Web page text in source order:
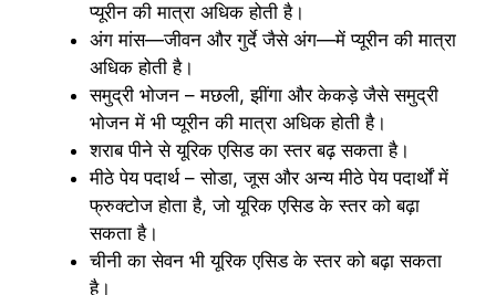
प्यूरीन की मात्रा अधिक होती है।
अंग मांस—जीवन और गुर्दे जैसे अंग—में प्यूरीन की मात्रा
अधिक होती है।
समुद्री भोजन – मछली, झींगा और केकड़े जैसे समुद्री
भोजन में भी प्यूरीन की मात्रा अधिक होती है।
शराब पीने से यूरिक एसिड का स्तर बढ़ सकता है।
मीठे पेय पदार्थ – सोडा, जूस और अन्य मीठे पेय पदार्थों में
फ्रुक्टोज होता है, जो यूरिक एसिड के स्तर को बढ़ा
सकता है।
चीनी का सेवन भी यूरिक एसिड के स्तर को बढ़ा सकता
है।